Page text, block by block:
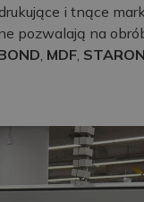
i tnące
pozwalają na
MDF STARON